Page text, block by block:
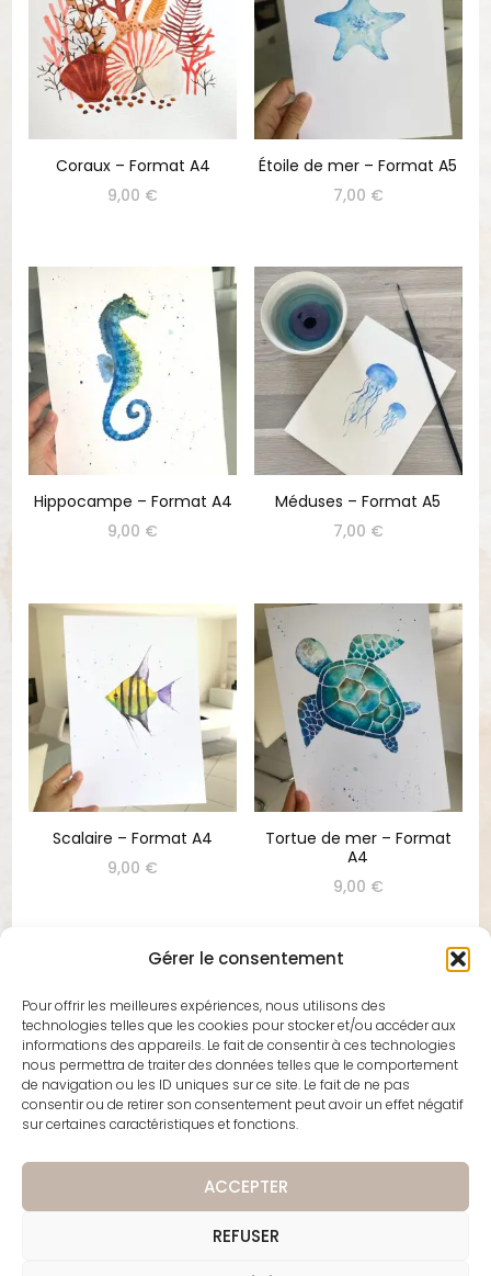
Gérer le consentement
Pour offrir les meilleures expériences, nous utilisons des
technologies telles que les cookies pour stocker et/ou accéder aux
informations des appareils. Le fait de consentir à ces technologies
nous permettra de traiter des données telles que le comportement
de navigation ou les ID uniques sur ce site. Le fait de ne pas
consentir ou de retirer son consentement peut avoir un effet négatif
sur certaines caractéristiques et fonctions.
ACCEPTER
REFUSER
Coraux – Format A4
9,00 €
Étoile de mer – Format A5
7,00 €
Hippocampe – Format A4
9,00 €
Méduses – Format A5
7,00 €
Scalaire – Format A4
9,00 €
Tortue de mer – Format
A4
9,00 €
Techniques et Matériel pour Aquarelle
Pour commencer à peindre à l'aquarelle, il vous faut
quelques éléments essentiels : des pinceaux de
qualité, du papier épais spécialement conçu pour
techniques varient, de l'application mouillé sur mouillé
pour des effets flous et diffus, au mouillé sur sec pour
des contours plus nets. Les artistes expérimentent
souvent avec le sel, l'alcool ou même la pellicule